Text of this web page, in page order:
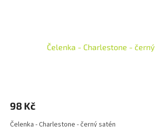
Čelenka - Charlestone -
98 Kč
Čelenka - Charlestone - černý satén